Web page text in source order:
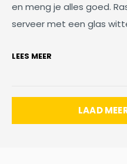
en meng je alles goed.
serveer met een glas
LEES MEER
LAAD